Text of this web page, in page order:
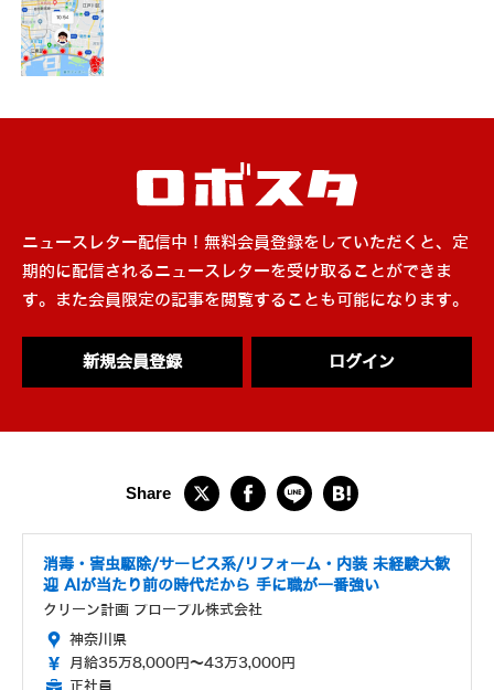
ニュースレター配信中！無料会員登録をしていただくと、定
期的に配信されるニュースレターを受け取ることができま
す。また会員限定の記事を閲覧することも可能になります。
新規会員登録 ログイン
消毒・害虫駆除/サービス系/リフォーム・内装 未経験大歓
迎 AIが当たり前の時代だから 手に職が一番強い
クリーン計画 プロープル株式会社
神奈川県
月給35万8,000円～43万3,000円
正社員